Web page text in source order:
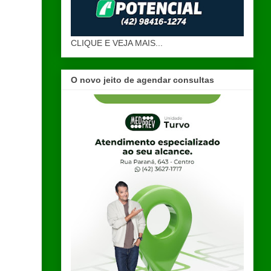
CLIQUE E VEJA MAIS...
O novo jeito de agendar consultas